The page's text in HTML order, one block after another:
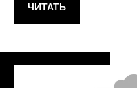
ЧИТАТЬ